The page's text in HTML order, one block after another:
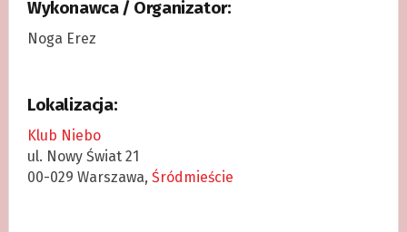
Wykonawca / Organizator:
Noga Erez
Lokalizacja:
Klub Niebo
ul. Nowy Świat 21
00-029 Warszawa, Śródmieście